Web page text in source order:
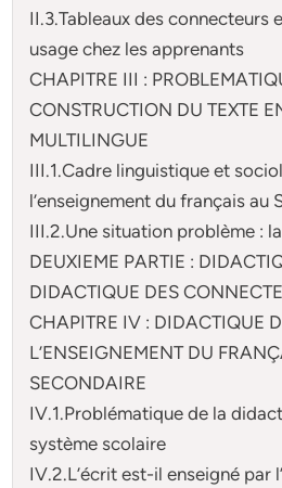
II.3.Tableaux des connecteurs
usage chez les apprenants
CHAPITRE III :
CONSTRUCTION DU TEXTE
MULTILINGUE
III.1.Cadre linguistique et
l’enseignement du français au
III.2.Une situation problème :
DEUXIEME PARTIE :
DIDACTIQUE DES
CHAPITRE IV : DIDACTIQUE
L’ENSEIGNEMENT DU
SECONDAIRE
IV.1.Problématique de la
système scolaire
IV.2.L’écrit est-il enseigné par